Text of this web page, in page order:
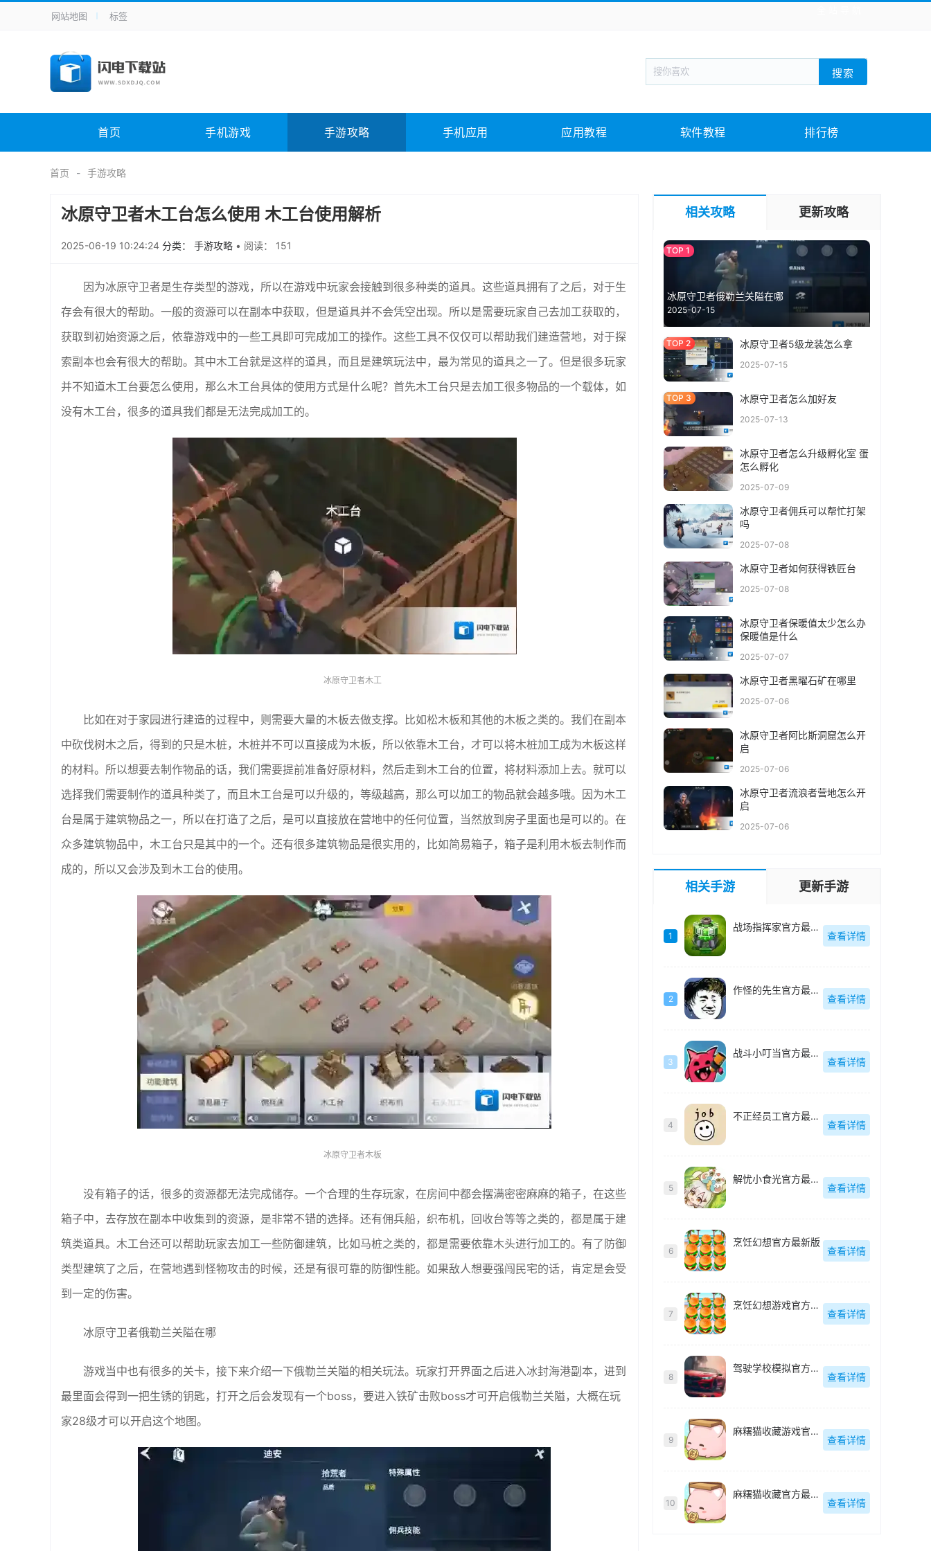
手机应用 新闻阅读 旅游出行 生活实用
手机游戏 H5游戏 回合网游 战棋游戏 枪战射击
电脑软件 其它类别 图形软件 安全相关 应用软件 影音软件 插件下载 教育教学 游戏娱乐 系统软件 素材下载
未分类 综合其它
网站地图 标签
搜索
首页 手机游戏 手游攻略 手机应用 应用教程 软件教程 排行榜
首页 手游攻略
冰原守卫者木工台怎么使用 木工台使用解析
2025-06-19 10:24:24 分类： 手游攻略 • 阅读： 151
因为冰原守卫者是生存类型的游戏，所以在游戏中玩家会接触到很多种类的道具。这些道具拥有了之后，对于生
存会有很大的帮助。一般的资源可以在副本中获取，但是道具并不会凭空出现。所以是需要玩家自己去加工获取的，
获取到初始资源之后，依靠游戏中的一些工具即可完成加工的操作。这些工具不仅仅可以帮助我们建造营地，对于探
索副本也会有很大的帮助。其中木工台就是这样的道具，而且是建筑玩法中，最为常见的道具之一了。但是很多玩家
并不知道木工台要怎么使用，那么木工台具体的使用方式是什么呢？首先木工台只是去加工很多物品的一个载体，如
没有木工台，很多的道具我们都是无法完成加工的。
冰原守卫者木工
比如在对于家园进行建造的过程中，则需要大量的木板去做支撑。比如松木板和其他的木板之类的。我们在副本
中砍伐树木之后，得到的只是木桩，木桩并不可以直接成为木板，所以依靠木工台，才可以将木桩加工成为木板这样
的材料。所以想要去制作物品的话，我们需要提前准备好原材料，然后走到木工台的位置，将材料添加上去。就可以
选择我们需要制作的道具种类了，而且木工台是可以升级的，等级越高，那么可以加工的物品就会越多哦。因为木工
台是属于建筑物品之一，所以在打造了之后，是可以直接放在营地中的任何位置，当然放到房子里面也是可以的。在
众多建筑物品中，木工台只是其中的一个。还有很多建筑物品是很实用的，比如简易箱子，箱子是利用木板去制作而
成的，所以又会涉及到木工台的使用。
冰原守卫者木板
没有箱子的话，很多的资源都无法完成储存。一个合理的生存玩家，在房间中都会摆满密密麻麻的箱子，在这些
箱子中，去存放在副本中收集到的资源，是非常不错的选择。还有佣兵船，织布机，回收台等等之类的，都是属于建
筑类道具。木工台还可以帮助玩家去加工一些防御建筑，比如马桩之类的，都是需要依靠木头进行加工的。有了防御
类型建筑了之后，在营地遇到怪物攻击的时候，还是有很可靠的防御性能。如果敌人想要强闯民宅的话，肯定是会受
到一定的伤害。
冰原守卫者俄勒兰关隘在哪
游戏当中也有很多的关卡，接下来介绍一下俄勒兰关隘的相关玩法。玩家打开界面之后进入冰封海港副本，进到
最里面会得到一把生锈的钥匙，打开之后会发现有一个boss，要进入铁矿击败boss才可开启俄勒兰关隘，大概在玩
家28级才可以开启这个地图。
相关攻略 更新攻略
冰原守卫者俄勒兰关隘在哪
2025-07-15
冰原守卫者5级龙装怎么拿
2025-07-15
冰原守卫者怎么加好友
2025-07-13
冰原守卫者怎么升级孵化室 蛋
怎么孵化
2025-07-09
冰原守卫者佣兵可以帮忙打架
吗
2025-07-08
冰原守卫者如何获得铁匠台
2025-07-08
冰原守卫者保暖值太少怎么办
保暖值是什么
2025-07-07
冰原守卫者黑曜石矿在哪里
2025-07-06
冰原守卫者阿比斯洞窟怎么开
启
2025-07-06
冰原守卫者流浪者营地怎么开
启
2025-07-06
相关手游 更新手游
1
战场指挥家官方最新版
查看详情
2
作怪的先生官方最新版
查看详情
3
战斗小叮当官方最新版
查看详情
4
不正经员工官方最新版
查看详情
5
解忧小食光官方最新版
查看详情
6
烹饪幻想官方最新版
查看详情
7
烹饪幻想游戏官方最新版
查看详情
8
驾驶学校模拟官方最新版
查看详情
9
麻糬猫收藏游戏官方最新版
查看详情
10
麻糬猫收藏官方最新版
查看详情